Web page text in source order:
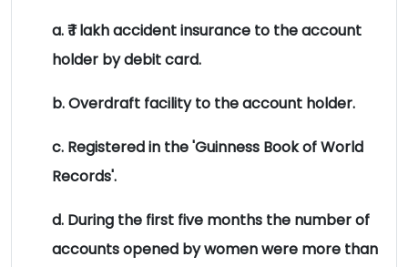
a. ₹ 1 lakh accident insurance to the account
holder by debit card.
b. Overdraft facility to the account holder.
c. Registered in the 'Guinness Book of World
Records'.
d. During the first five months the number of
accounts opened by women were more than